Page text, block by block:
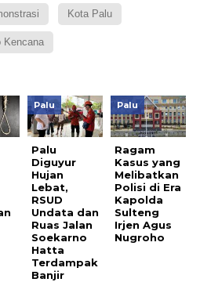
Kota Palu
Kencana
Palu
Palu
Diguyur
Hujan
Lebat,
RSUD
Undata dan
Ruas Jalan
Soekarno
Hatta
Terdampak
Banjir
Palu
Ragam
Kasus yang
Melibatkan
Polisi di Era
Kapolda
Sulteng
Irjen Agus
Nugroho